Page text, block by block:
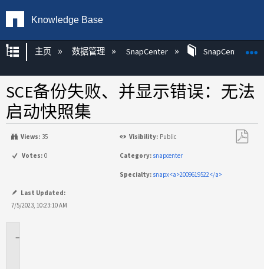
Knowledge Base
扩展/隐缩全局层次
主页 数据管理 SnapCenter SnapCenter知
SCE备份失败、并显示错误：无法
启动快照集
Views: 35 Visibility: Public
Votes: 0 Category: snapcenter
Specialty: snapx<a>2009619522</a>
Last Updated:
7/5/2023, 10:23:10 AM